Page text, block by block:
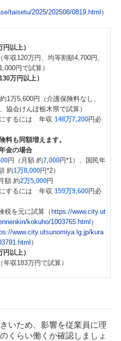
taisetu/2025/202508/0819.html ）
以上）
年収120万円、均等割額4,700円、
円で試算）
万円以上）
万5,600円（介護保険料なし、
協会けんぽ栃木県で試算）
するには 年収 148万7,200円必
料も同額増えます。
金の場合
円（月額 約7,000円*1）、国民年
約1万8,000円*2）
額 約2万5,000円
するには 年収 159万9,600円必
税を元に試算（ https://www.city.ut
kokuho/1003765.html ）
www.city.utsunomiya.lg.jp/kura
）
以上）
年収183万円で試算）
いため、影響を従業員に理
くらい働くか確認しましょ